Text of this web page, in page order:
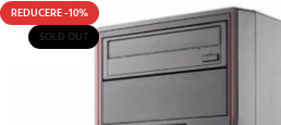
REDUCERE -10%
SOLD OUT